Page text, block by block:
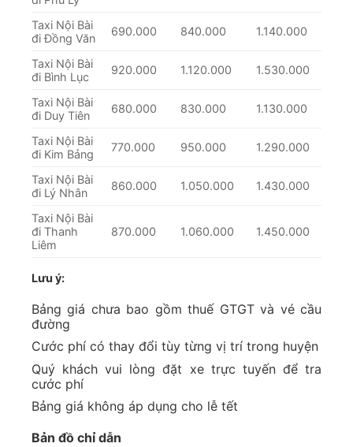
Taxi Nội Bài
đi Đồng Văn
690.000 840.000 1.140.000
Taxi Nội Bài
đi Bình Lục
920.000 1.120.000 1.530.000
Taxi Nội Bài
đi Duy Tiên
680.000 830.000 1.130.000
Taxi Nội Bài
đi Kim Bảng
770.000 950.000 1.290.000
Taxi Nội Bài
đi Lý Nhân
860.000 1.050.000 1.430.000
Taxi Nội Bài
đi Thanh
Liêm
870.000 1.060.000 1.450.000
Lưu ý:
Bảng giá chưa bao gồm thuế GTGT và vé cầu
đường
Cước phí có thay đổi tùy từng vị trí trong huyện
Quý khách vui lòng đặt xe trực tuyến để tra
cước phí
Bảng giá không áp dụng cho lễ tết
Bản đồ chỉ dẫn